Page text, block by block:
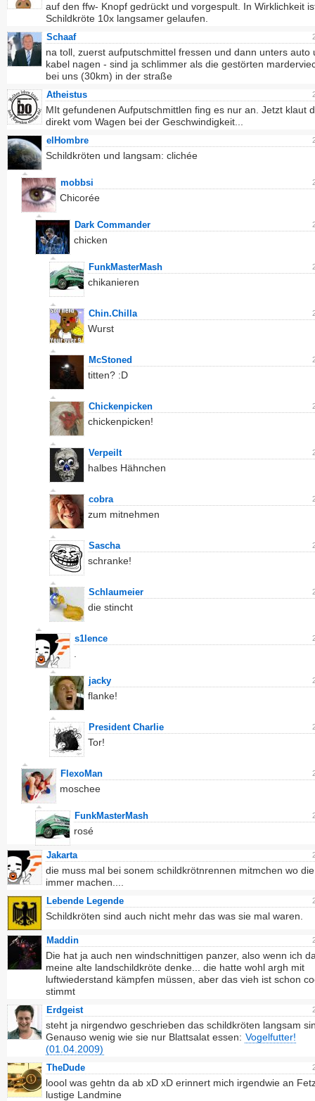
auf den ffw- Knopf gedrückt und vorgespult. In Wirklichkeit
Schildkröte 10x langsamer gelaufen.
Schaaf
na toll, zuerst aufputschmittel fressen und dann unters auto
kabel nagen - sind ja schlimmer als die gestörten
bei uns (30km) in der straße
Atheistus
MIt gefundenen Aufputschmittlen fing es nur an. Jetzt klaut
direkt vom Wagen bei der Geschwindigkeit...
elHombre
Schildkröten und langsam: clichée
mobbsi
Chicorée
Dark Commander
chicken
FunkMasterMash
chikanieren
Chin.Chilla
Wurst
McStoned
titten? :D
Chickenpicken
chickenpicken!
Verpeilt
halbes Hähnchen
cobra
zum mitnehmen
Sascha
schranke!
Schlaumeier
die stincht
s1lence
jacky
flanke!
President Charlie
Tor!
FlexoMan
moschee
FunkMasterMash
rosé
Jakarta
die muss mal bei sonem schildkrötnrennen mitmchen wo
immer machen....
Lebende Legende
Schildkröten sind auch nicht mehr das was sie mal waren.
Maddin
Die hat ja auch nen windschnittigen panzer, also wenn ich
meine alte landschildkröte denke... die hatte wohl argh mit
luftwiederstand kämpfen müssen, aber das vieh ist schon
stimmt
Erdgeist
steht ja nirgendwo geschrieben das schildkröten langsam
Genauso wenig wie sie nur Blattsalat essen: Vogelfutter!
(01.04.2009)
TheDude
loool was gehtn da ab xD xD erinnert mich irgendwie an
lustige Landmine